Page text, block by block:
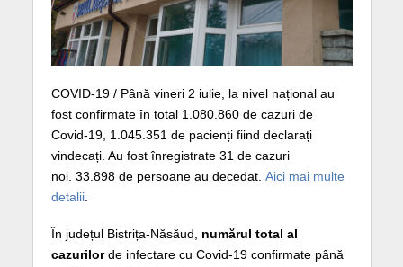
COVID-19 / Până vineri 2 iulie, la nivel național au
fost confirmate în total 1.080.860 de cazuri de
Covid-19, 1.045.351 de pacienți fiind declarați
vindecați. Au fost înregistrate 31 de cazuri
noi. 33.898 de persoane au decedat. Aici mai multe
detalii.
În județul Bistrița-Năsăud, numărul total al
cazurilorde infectare cu Covid-19 confirmate până